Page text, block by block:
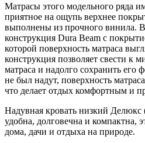
Матрасы этого модельного ряда
приятное на ощупь верхнее
выполнены из прочного винила. В
конструкция Dura Beam с
которой поверхность матраса
конструкция позволяет свести к
матраса и надолго сохранить его
не был надут, поверхность
что делает отдых комфортным и
Надувная кровать низкий
удобна, долговечна и компактна,
дома, дачи и отдыха на природе.